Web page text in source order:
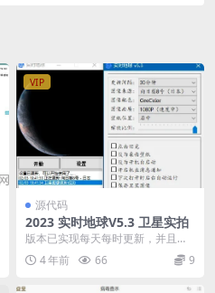
VIP
源代码
2023 实时地球V5.3 卫星实拍
版本已实现每天每时更新，并且实
现了同步同时给地球指即时照片。
其中提供的地球高清...
4 年前 66 9